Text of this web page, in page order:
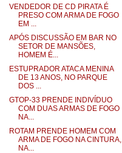
VENDEDOR DE CD PIRATA É
PRESO COM ARMA DE FOGO
EM ...
APÓS DISCUSSÃO EM BAR NO
SETOR DE MANSÕES,
HOMEM É...
ESTUPRADOR ATACA MENINA
DE 13 ANOS, NO PARQUE
DOS ...
GTOP-33 PRENDE INDIVÍDUO
COM DUAS ARMAS DE FOGO
NA...
ROTAM PRENDE HOMEM COM
ARMA DE FOGO NA CINTURA,
NA...